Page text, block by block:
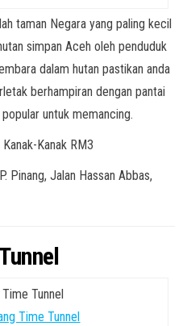
taman Negara yang paling kecil
simpan Aceh oleh penduduk
dalam hutan pastikan anda
berhampiran dengan pantai
untuk memancing.
Kanak RM3
Pinang, Jalan Hassan Abbas,
Time Tunnel